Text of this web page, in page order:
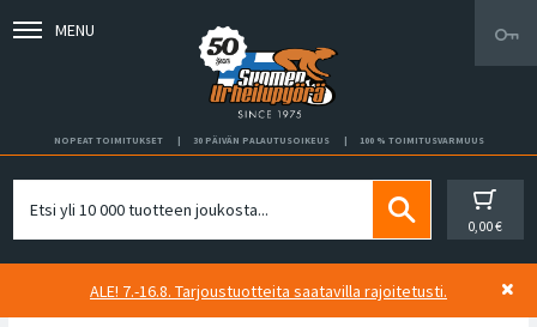
MENU
NOPEAT TOIMITUKSET 30 PÄIVÄN PALAUTUSOIKEUS 100 % TOIMITUSVARMUUS
0,00 €
ALE! 7.-16.8. Tarjoustuotteita saatavilla rajoitetusti.